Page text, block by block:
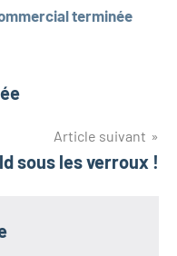
terminée
Article suivant
sous les verroux !